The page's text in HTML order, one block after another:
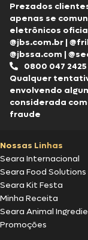
Prezados
apenas se
eletrônicos
@jbs.com.br |
@jbssa.com |
0800 047 2425
Qualquer
envolvendo
considerada
fraude
Nossas Linhas
Seara Internacional
Seara Food Solutions
Seara Kit Festa
Minha Receita
Seara Animal
Promoções